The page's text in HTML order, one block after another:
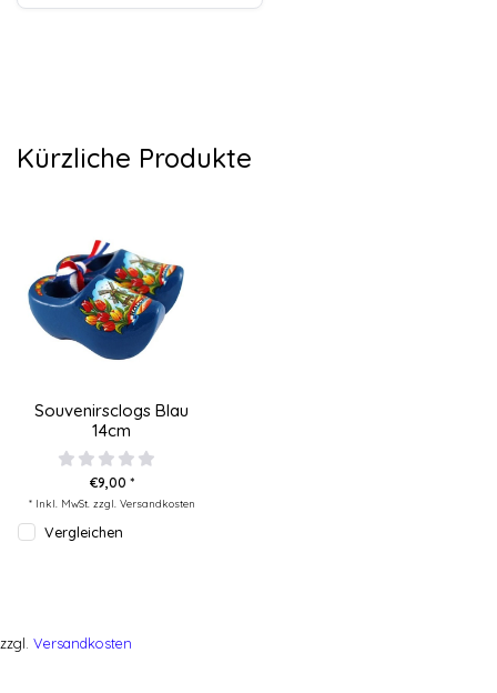
Kürzliche Produkte
Souvenirsclogs Blau
14cm
€9,00 *
* Inkl. MwSt. zzgl. Versandkosten
Vergleichen
zzgl. Versandkosten